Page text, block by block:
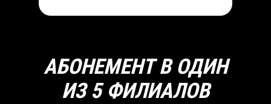
АБОНЕМЕНТ В ОДИН
ИЗ 5 ФИЛИАЛОВ